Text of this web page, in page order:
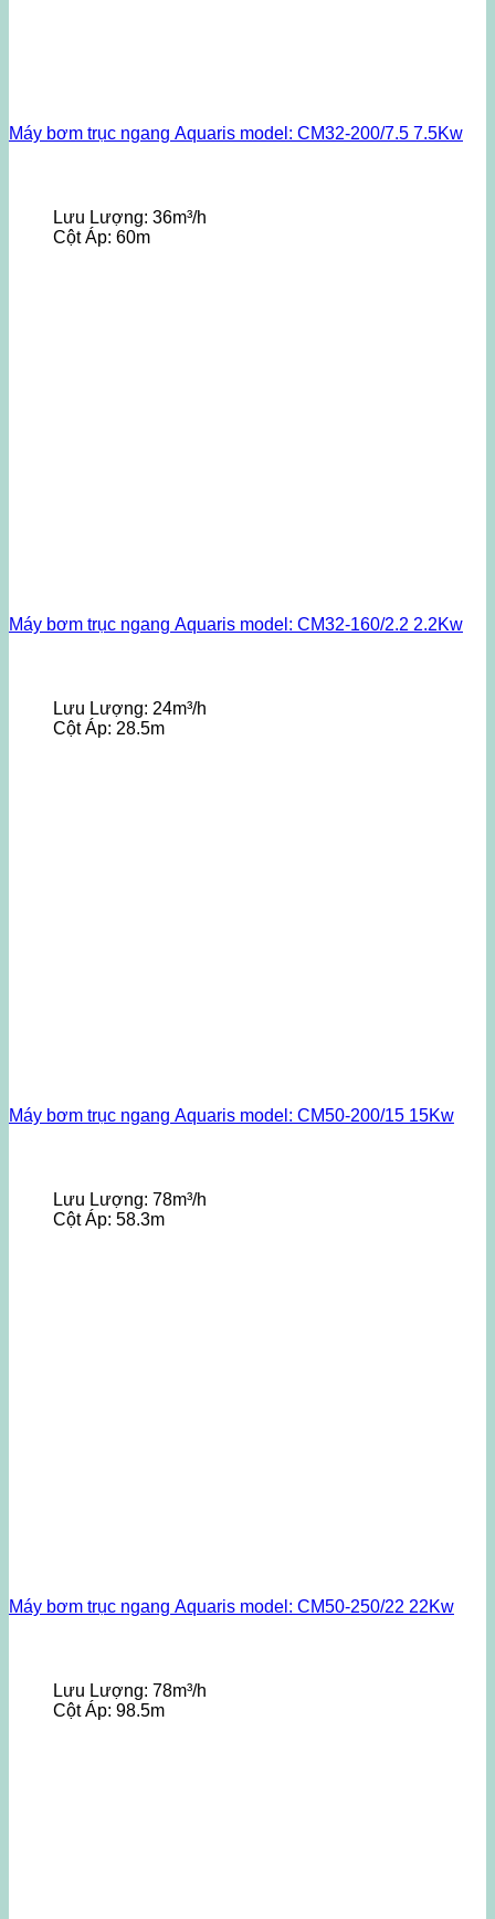
Máy bơm trục ngang Aquaris model: CM32-200/7.5 7.5Kw
Lưu Lượng: 36m³/h
Cột Áp: 60m
Máy bơm trục ngang Aquaris model: CM32-160/2.2 2.2Kw
Lưu Lượng: 24m³/h
Cột Áp: 28.5m
Máy bơm trục ngang Aquaris model: CM50-200/15 15Kw
Lưu Lượng: 78m³/h
Cột Áp: 58.3m
Máy bơm trục ngang Aquaris model: CM50-250/22 22Kw
Lưu Lượng: 78m³/h
Cột Áp: 98.5m